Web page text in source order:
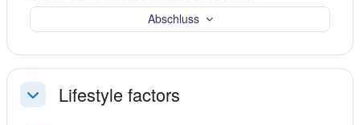
Abschluss
EinklappenLifestyle factors